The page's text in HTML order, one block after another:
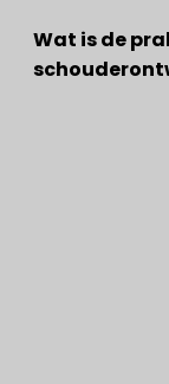
Wat is de